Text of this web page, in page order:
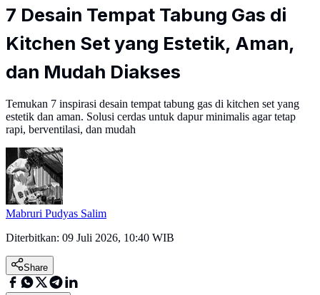
7 Desain Tempat Tabung Gas di
Kitchen Set yang Estetik, Aman,
dan Mudah Diakses
Temukan 7 inspirasi desain tempat tabung gas di kitchen set yang
estetik dan aman. Solusi cerdas untuk dapur minimalis agar tetap
rapi, berventilasi, dan mudah
Mabruri Pudyas Salim
Diterbitkan: 09 Juli 2026, 10:40 WIB
Share